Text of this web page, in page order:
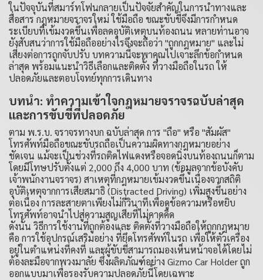
ในปัจจุบันที่สมาร์ทโฟนกลายเป็นปัจจัยสำคัญในการนำทางและ
สื่อสาร กฎหมายจราจรใหม่ ใช้มือถือ ขณะขับขี่จึงมีการกำหนด
ระเบียบที่เข้มงวดขึ้นเพื่อลดอุบัติเหตุบนท้องถนน หลายท่านอาจ
ยังสับสนว่าการใช้มือถืออย่างไรจึงจะถือว่า "ถูกกฎหมาย" และไม่
เสี่ยงต่อการถูกจับปรับ บทความนี้จะพาคุณไปเจาะลึกข้อกำหนด
ล่าสุด พร้อมแนะนำวิธีเลือกและติดตั้ง ที่วางมือถือในรถ ให้
ปลอดภัยและตอบโจทย์ทุกการเดินทาง
บทนำ: ทำความเข้าใจกฎหมายจราจรฉบับล่าสุด
และการขับขี่ที่ปลอดภัย
ตาม พ.ร.บ. จราจรทางบก ฉบับล่าสุด การ "ถือ" หรือ "สัมผัส"
โทรศัพท์มือถือขณะขับรถถือเป็นความผิดทางกฎหมายอย่าง
ชัดเจน แม้จะเป็นช่วงที่รถติดไฟแดงหรือจอดนิ่งบนท้องถนนก็ตาม
โดยมีโทษปรับตั้งแต่ 2,000 ถึง 4,000 บาท (ข้อมูลจากข้อบังคับ
เจ้าพนักงานจราจร) สาเหตุที่กฎหมายเข้มงวดขึ้นเนื่องจากสถิติ
อุบัติเหตุจากการเสียสมาธิ (Distracted Driving) เพิ่มสูงขึ้นอย่าง
ต่อเนื่อง การละสายตาเพียงไม่กี่วินาทีเพื่อดูข้อความหรือหยิบ
โทรศัพท์อาจนำไปสู่ความสูญเสียที่ไม่คาดคิด
ดังนั้น วิธีการใช้งานที่ถูกต้องและ ติดตั้งที่วางมือถือให้ถูกกฎหมาย
คือ การใช้อุปกรณ์เสริมอย่าง ที่ยึดโทรศัพท์ในรถ เพื่อให้ตัวเครื่อง
อยู่ในตำแหน่งที่คงที่ และผู้ขับขี่สามารถมองเห็นหน้าจอได้โดยไม่
ต้องละมือจากพวงมาลัย ซึ่งผลิตภัณฑ์อย่าง Gizmo Car Holder ถูก
ออกแบบมาเพื่อรองรับความปลอดภัยนี้โดยเฉพาะ